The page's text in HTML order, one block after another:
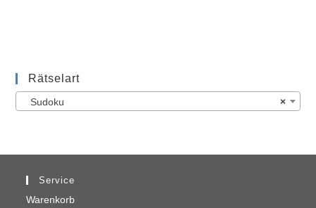
Rätselart
×
Sudoku
Service
Warenkorb